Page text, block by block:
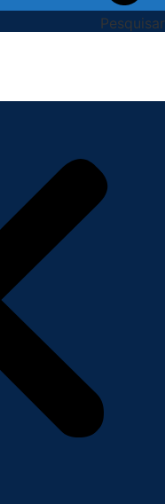
Pesquisar